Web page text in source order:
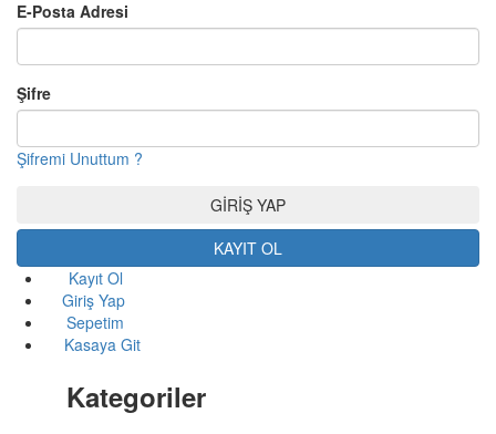
E-Posta Adresi
Şifre
Şifremi Unuttum ?
KAYIT OL
Kayıt Ol
Giriş Yap
Sepetim
Kasaya Git
Kategoriler